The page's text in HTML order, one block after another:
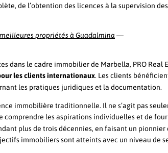
de l’obtention des licences à la supervision
propriétés à Guadalmina —
dans le cadre immobilier de Marbella, PRO Real
les clients internationaux. Les clients
les pratiques juridiques et la documentation.
immobilière traditionnelle. Il ne s’agit pas
comprendre les aspirations individuelles et de
plus de trois décennies, en faisant un pionnier
immobiliers sont atteints avec un niveau de